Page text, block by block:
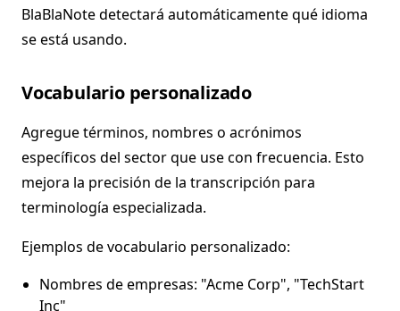
BlaBlaNote detectará automáticamente qué idioma
se está usando.
Vocabulario personalizado
Agregue términos, nombres o acrónimos
específicos del sector que use con frecuencia. Esto
mejora la precisión de la transcripción para
terminología especializada.
Ejemplos de vocabulario personalizado:
Nombres de empresas: "Acme Corp", "TechStart
Inc"